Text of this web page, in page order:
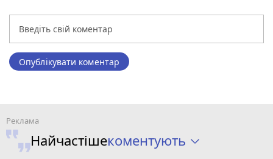
Опублікувати коментар
Найчастішекоментують